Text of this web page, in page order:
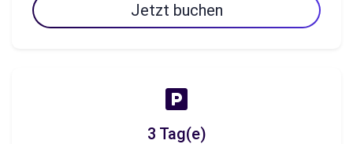
Jetzt buchen
3 Tag(e)